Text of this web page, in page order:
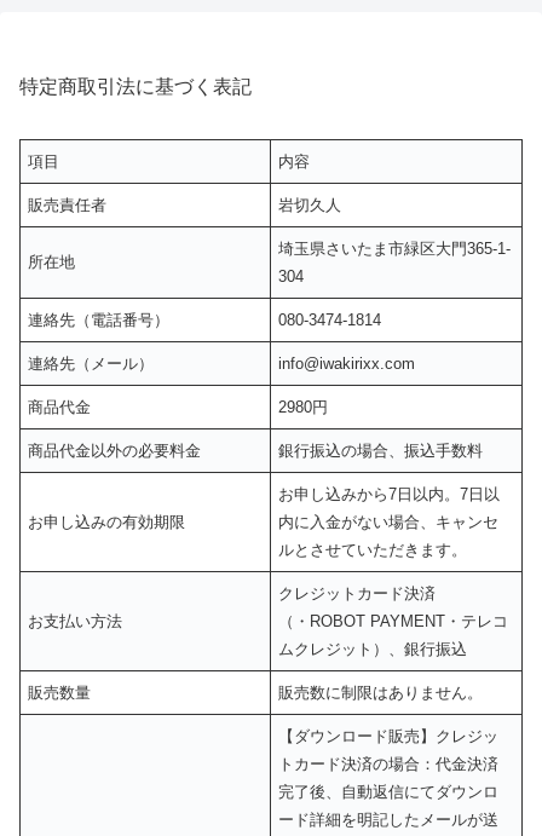
特定商取引法に基づく表記
項目 内容
販売責任者 岩切久人
所在地
埼玉県さいたま市緑区大門365-1-
304
連絡先（電話番号） 080-3474-1814
連絡先（メール） info@iwakirixx.com
商品代金 2980円
商品代金以外の必要料金 銀行振込の場合、振込手数料
お申し込みの有効期限
お申し込みから7日以内。7日以
内に入金がない場合、キャンセ
ルとさせていただきます。
お支払い方法
クレジットカード決済
（・ROBOT PAYMENT・テレコ
ムクレジット）、銀行振込
販売数量 販売数に制限はありません。
【ダウンロード販売】クレジッ
トカード決済の場合：代金決済
完了後、自動返信にてダウンロ
ード詳細を明記したメールが送